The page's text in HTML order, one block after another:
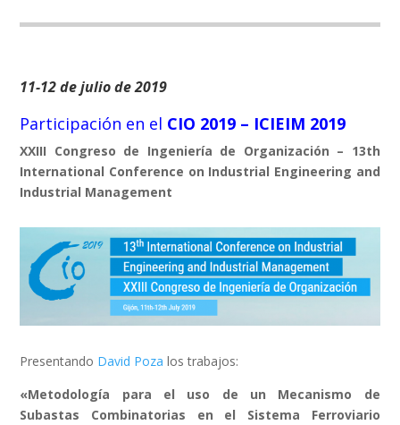
11-12 de julio de 2019
Participación en el CIO 2019 – ICIEIM 2019
XXIII Congreso de Ingeniería de Organización – 13th
International Conference on Industrial Engineering and
Industrial Management
Presentando David Poza los trabajos:
«Metodología para el uso de un Mecanismo de
Subastas Combinatorias en el Sistema Ferroviario